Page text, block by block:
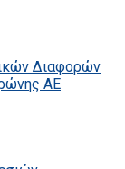
Διαφορών
ΑΕ